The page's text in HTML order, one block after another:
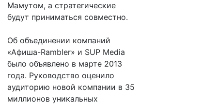
Мамутом, а стратегические
будут приниматься совместно.
Об объединении компаний
«Афиша-Rambler» и SUP Media
было объявлено в марте 2013
года. Руководство оценило
аудиторию новой компании в 35
миллионов уникальных